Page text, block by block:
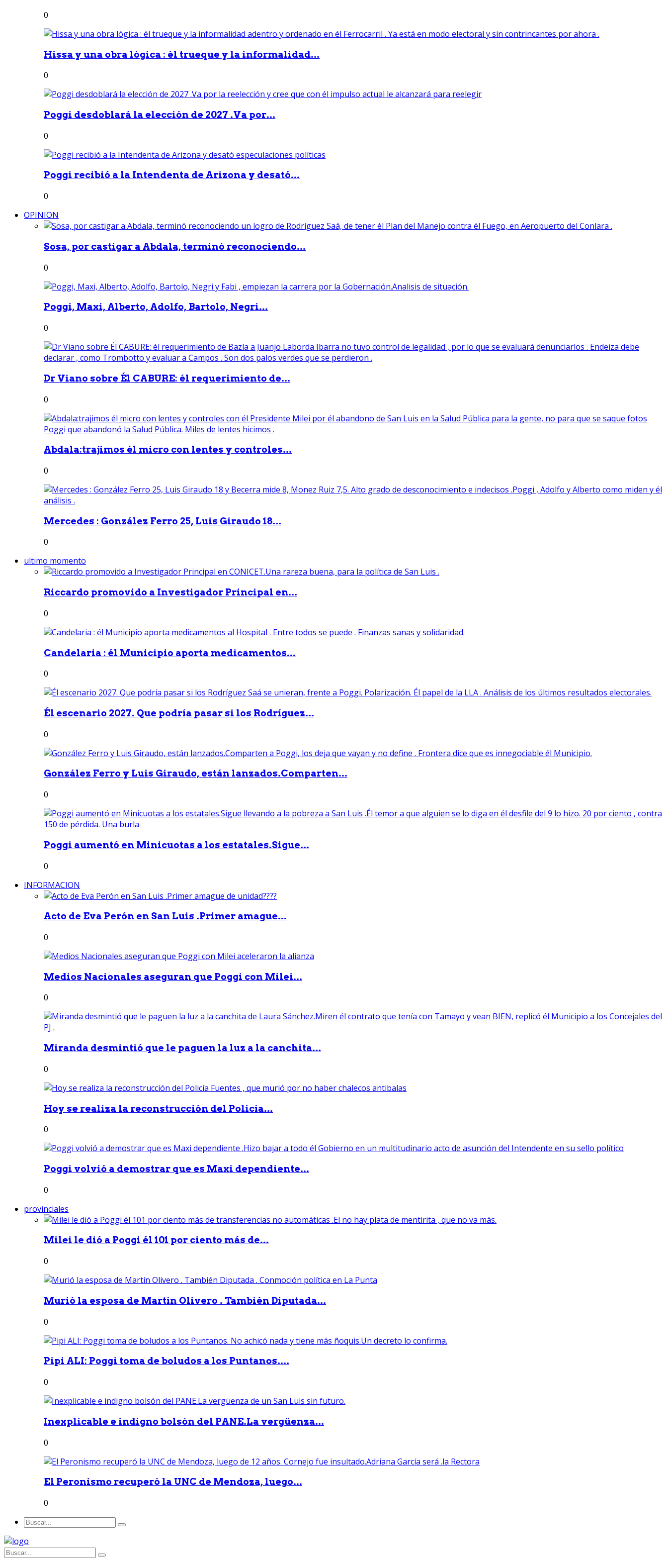
0
Hissa y una obra lógica : él trueque y la informalidad...
0
Poggi desdoblará la elección de 2027 .Va por...
0
Poggi recibió a la Intendenta de Arizona y desató...
0
OPINION
Sosa, por castigar a Abdala, terminó reconociendo...
0
Poggi, Maxi, Alberto, Adolfo, Bartolo, Negri...
0
Dr Viano sobre Él CABURE: él requerimiento de...
0
Abdala:trajimos él micro con lentes y controles...
0
Mercedes : González Ferro 25, Luis Giraudo 18...
0
ultimo momento
Riccardo promovido a Investigador Principal en...
0
Candelaria : él Municipio aporta medicamentos...
0
Él escenario 2027. Que podría pasar si los Rodríguez...
0
González Ferro y Luis Giraudo, están lanzados.Comparten...
0
Poggi aumentó en Minicuotas a los estatales.Sigue...
0
INFORMACION
Acto de Eva Perón en San Luis .Primer amague...
0
Medios Nacionales aseguran que Poggi con Milei...
0
Miranda desmintió que le paguen la luz a la canchita...
0
Hoy se realiza la reconstrucción del Policía...
0
Poggi volvió a demostrar que es Maxi dependiente...
0
provinciales
Milei le dió a Poggi él 101 por ciento más de...
0
Murió la esposa de Martín Olivero . También Diputada...
0
Pipi ALI: Poggi toma de boludos a los Puntanos....
0
Inexplicable e indigno bolsón del PANE.La vergüenza...
0
El Peronismo recuperó la UNC de Mendoza, luego...
0